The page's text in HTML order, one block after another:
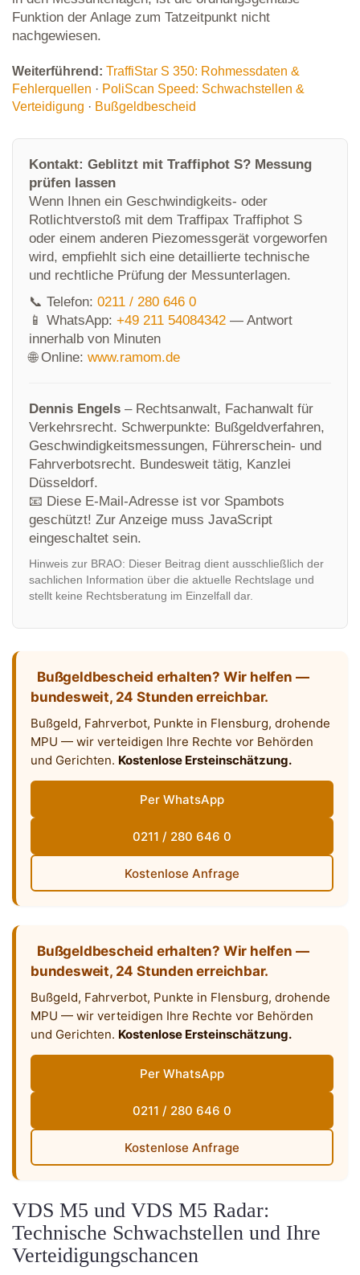
Funktion der Anlage zum Tatzeitpunkt nicht
nachgewiesen.
Weiterführend: TraffiStar S 350: Rohmessdaten &
Fehlerquellen · PoliScan Speed: Schwachstellen &
Verteidigung · Bußgeldbescheid
Kontakt: Geblitzt mit Traffiphot S? Messung
prüfen lassen
Wenn Ihnen ein Geschwindigkeits- oder
Rotlichtverstoß mit dem Traffipax Traffiphot S
oder einem anderen Piezomessgerät vorgeworfen
wird, empfiehlt sich eine detaillierte technische
und rechtliche Prüfung der Messunterlagen.
📞 Telefon: 0211 / 280 646 0
📱 WhatsApp: +49 211 54084342 — Antwort
innerhalb von Minuten
🌐 Online: www.ramom.de
Dennis Engels – Rechtsanwalt, Fachanwalt für
Verkehrsrecht. Schwerpunkte: Bußgeldverfahren,
Geschwindigkeitsmessungen, Führerschein- und
Fahrverbotsrecht. Bundesweit tätig, Kanzlei
Düsseldorf.
📧 Diese E-Mail-Adresse ist vor Spambots
geschützt! Zur Anzeige muss JavaScript
eingeschaltet sein.
Hinweis zur BRAO: Dieser Beitrag dient ausschließlich der
sachlichen Information über die aktuelle Rechtslage und
stellt keine Rechtsberatung im Einzelfall dar.
Bußgeldbescheid erhalten? Wir helfen —
bundesweit, 24 Stunden erreichbar.
Bußgeld, Fahrverbot, Punkte in Flensburg, drohende
MPU — wir verteidigen Ihre Rechte vor Behörden
und Gerichten. Kostenlose Ersteinschätzung.
Per WhatsApp
0211 / 280 646 0
Kostenlose Anfrage
Bußgeldbescheid erhalten? Wir helfen —
bundesweit, 24 Stunden erreichbar.
Bußgeld, Fahrverbot, Punkte in Flensburg, drohende
MPU — wir verteidigen Ihre Rechte vor Behörden
und Gerichten. Kostenlose Ersteinschätzung.
Per WhatsApp
0211 / 280 646 0
Kostenlose Anfrage
VDS M5 und VDS M5 Radar:
Technische Schwachstellen und Ihre
Verteidigungschancen